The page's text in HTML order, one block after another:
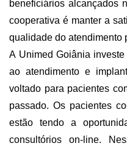
beneficiários alcançados
cooperativa é manter a
qualidade do atendimento
A Unimed Goiânia
ao atendimento e
voltado para pacientes
passado. Os pacientes
estão tendo a
consultórios on-line.